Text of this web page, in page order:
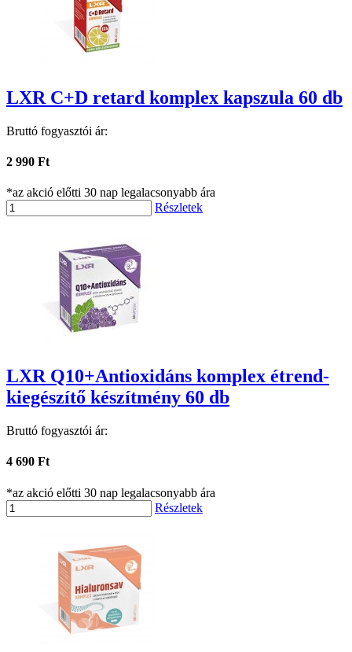
LXR C+D retard komplex kapszula 60 db
Bruttó fogyasztói ár:
2 990 Ft
*az akció előtti 30 nap legalacsonyabb ára
Részletek
LXR Q10+Antioxidáns komplex étrend-
kiegészítő készítmény 60 db
Bruttó fogyasztói ár:
4 690 Ft
*az akció előtti 30 nap legalacsonyabb ára
Részletek